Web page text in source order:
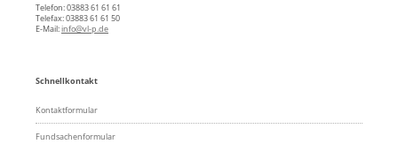
Telefon: 03883 61 61 61
Telefax: 03883 61 61 50
E-Mail:info@vl-p.de
Schnellkontakt
Kontaktformular
Fundsachenformular